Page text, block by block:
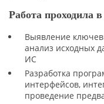
Работа проходила
Выявление
анализ исходных
ИС
Разработка
интерфейсов,
проведение